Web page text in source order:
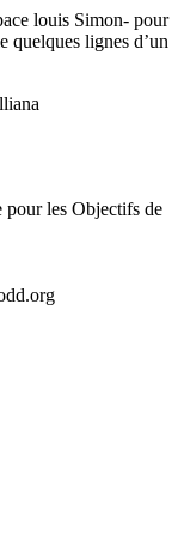
louis Simon- pour
quelques lignes d’un
les Objectifs de